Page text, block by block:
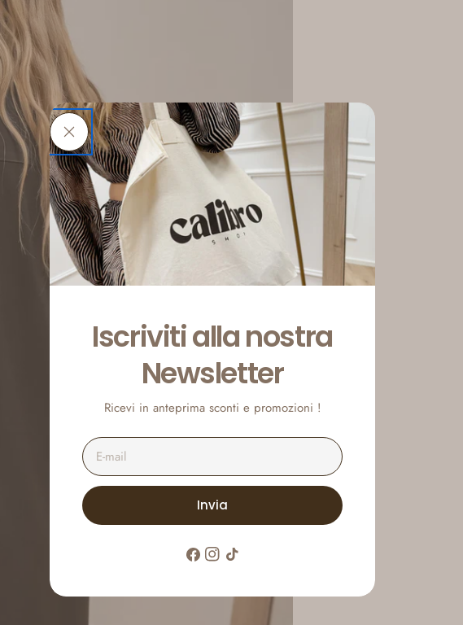
Iscriviti alla nostra
Newsletter
Ricevi in anteprima sconti e promozioni !
E-
mail
Invia
Facebook
Instagram
Tic